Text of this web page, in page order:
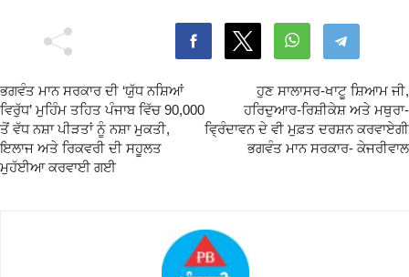
ਭਗਵੰਤ ਮਾਨ ਸਰਕਾਰ ਦੀ ‘ਯੁੱਧ ਨਸ਼ਿਆਂ
ਵਿਰੁੱਧ’ ਮੁਹਿੰਮ ਤਹਿਤ ਪੰਜਾਬ ਵਿੱਚ 90,000
ਤੋਂ ਵੱਧ ਨਸ਼ਾ ਪੀੜਤਾਂ ਨੂੰ ਨਸ਼ਾ ਮੁਕਤੀ,
ਇਲਾਜ ਅਤੇ ਰਿਕਵਰੀ ਦੀ ਸਹੂਲਤ
ਮੁਹੱਈਆ ਕਰਵਾਈ ਗਈ
ਹੁਣ ਸਾਲਾਸਰ-ਖਾਟੂ ਸ਼ਿਆਮ ਜੀ,
ਹਰਿਦੁਆਰ-ਰਿਸ਼ੀਕੇਸ਼ ਅਤੇ ਮਥੁਰਾ-
ਵ੍ਰਿੰਦਾਵਨ ਦੇ ਵੀ ਮੁਫ਼ਤ ਦਰਸ਼ਨ ਕਰਵਾਏਗੀ
ਭਗਵੰਤ ਮਾਨ ਸਰਕਾਰ- ਕੇਜਰੀਵਾਲ